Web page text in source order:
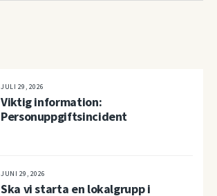
JULI 29, 2026
Viktig information:
Personuppgiftsincident
JUNI 29, 2026
Ska vi starta en lokalgrupp i